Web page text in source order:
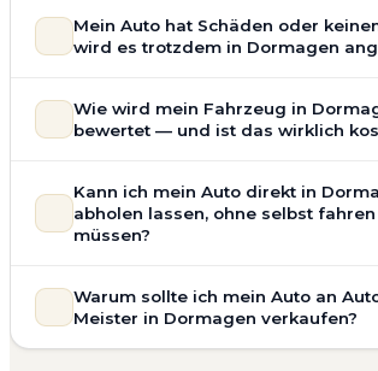
Mein Auto hat Schäden oder
wird es trotzdem in Dormagen
Motorschaden, Getriebeschaden,
allgemeinem Reparaturbedarf direkt in
Bewertung ein. Anders als Online-Rechner
wir den realen Zustand und die aktuelle
Getriebeschaden
Faire Bewertung
Wie wird mein Fahrzeug in
bewertet — und ist das wirklich
Dormagen ist vollständig kostenlos und
prüfen Marke, Modell, Baujahr,
Einschätzung, die nah am tatsächlichen
speziell für den Markt in Nordrhein-Westfalen.
Kann ich mein Auto direkt in
abholen lassen, ohne selbst fahren
müssen?
umfasst die kostenlose Abholung direkt an
egal ob zu Hause, am Arbeitsplatz oder an
Warum sollte ich mein Auto an
Meister in Dormagen verkaufen?